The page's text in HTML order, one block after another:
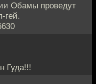
Обамы проведут
гей.
Гуда!!!